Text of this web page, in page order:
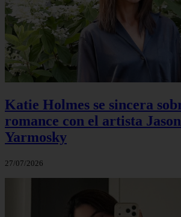
Katie Holmes se sincera
romance con el artista
Yarmosky
27/07/2026